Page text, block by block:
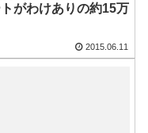
がわけありの約15万
2015.06.11